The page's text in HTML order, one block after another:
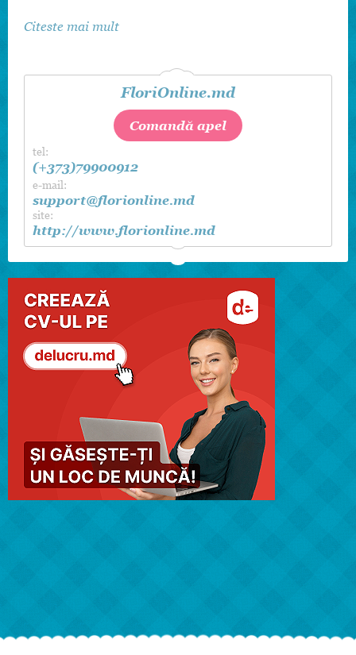
Citeste mai mult
FloriOnline.md
Comandă apel
tel:
(+373)79900912
e-mail:
support@florionline.md
site:
http://www.florionline.md